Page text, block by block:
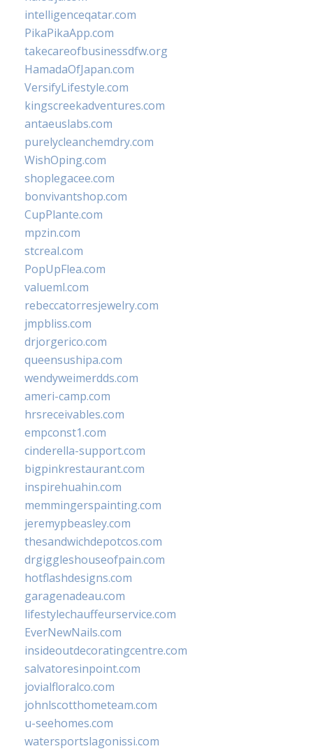
intelligenceqatar.com
PikaPikaApp.com
takecareofbusinessdfw.org
HamadaOfJapan.com
VersifyLifestyle.com
kingscreekadventures.com
antaeuslabs.com
purelycleanchemdry.com
WishOping.com
shoplegacee.com
bonvivantshop.com
CupPlante.com
mpzin.com
stcreal.com
PopUpFlea.com
valueml.com
rebeccatorresjewelry.com
jmpbliss.com
drjorgerico.com
queensushipa.com
wendyweimerdds.com
ameri-camp.com
hrsreceivables.com
empconst1.com
cinderella-support.com
bigpinkrestaurant.com
inspirehuahin.com
memmingerspainting.com
jeremypbeasley.com
thesandwichdepotcos.com
drgiggleshouseofpain.com
hotflashdesigns.com
garagenadeau.com
lifestylechauffeurservice.com
EverNewNails.com
insideoutdecoratingcentre.com
salvatoresinpoint.com
jovialfloralco.com
johnlscotthometeam.com
u-seehomes.com
watersportslagonissi.com